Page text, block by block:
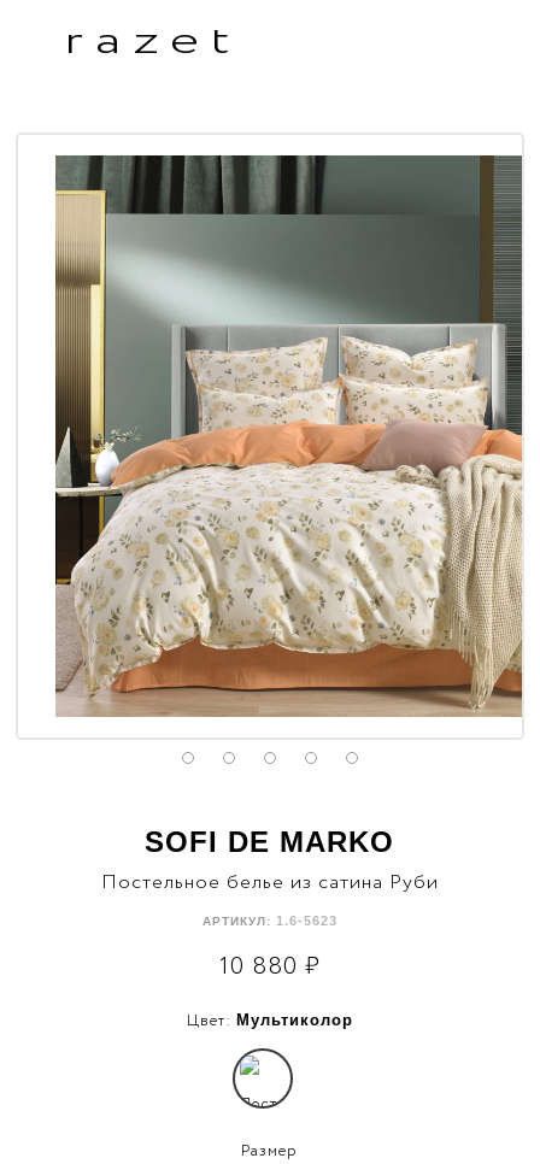
razet
SOFI DE MARKO
Постельное белье из сатина Руби
АРТИКУЛ: 1.6-5623
10 880 ₽
Цвет: Мультиколор
Размер